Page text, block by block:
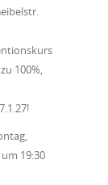
100%,
um 19:30